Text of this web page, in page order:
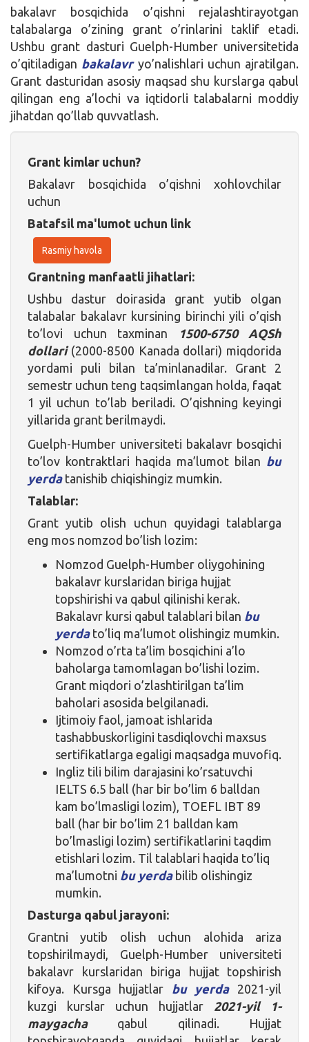
bakalavr bosqichida o’qishni rejalashtirayotgan
talabalarga o’zining grant o’rinlarini taklif etadi.
Ushbu grant dasturi Guelph-Humber universitetida
o’qitiladigan bakalavryo’nalishlari uchun ajratilgan.
Grant dasturidan asosiy maqsad shu kurslarga qabul
qilingan eng a’lochi va iqtidorli talabalarni moddiy
jihatdan qo’llab quvvatlash.
Grant kimlar uchun?
Bakalavr bosqichida o’qishni xohlovchilar
uchun
Batafsil ma'lumot uchun link
Rasmiy havola
Grantning manfaatli jihatlari:
Ushbu dastur doirasida grant yutib olgan
talabalar bakalavr kursining birinchi yili o’qish
to’lovi uchun taxminan
1500-6750 AQSh
dollari(2000-8500 Kanada dollari) miqdorida
yordami puli bilan ta’minlanadilar. Grant 2
semestr uchun teng taqsimlangan holda, faqat
1 yil uchun to’lab beriladi. O’qishning keyingi
yillarida grant berilmaydi.
Guelph-Humber universiteti bakalavr bosqichi
to’lov kontraktlari haqida ma’lumot bilan bu
yerdatanishib chiqishingiz mumkin.
Talablar:
Grant yutib olish uchun quyidagi talablarga
eng mos nomzod bo’lish lozim:
Nomzod Guelph-Humber oliygohining
bakalavr kurslaridan biriga hujjat
topshirishi va qabul qilinishi kerak.
Bakalavr kursi qabul talablari bilan bu
yerdato’liq ma’lumot olishingiz mumkin.
Nomzod o’rta ta’lim bosqichini a’lo
baholarga tamomlagan bo’lishi lozim.
Grant miqdori o’zlashtirilgan ta’lim
baholari asosida belgilanadi.
Ijtimoiy faol, jamoat ishlarida
tashabbuskorligini tasdiqlovchi maxsus
sertifikatlarga egaligi maqsadga muvofiq.
Ingliz tili bilim darajasini ko’rsatuvchi
IELTS 6.5 ball (har bir bo’lim 6 balldan
kam bo’lmasligi lozim), TOEFL IBT 89
ball (har bir bo’lim 21 balldan kam
bo’lmasligi lozim) sertifikatlarini taqdim
etishlari lozim. Til talablari haqida to’liq
ma’lumotni bu yerdabilib olishingiz
mumkin.
Dasturga qabul jarayoni:
Grantni yutib olish uchun alohida ariza
topshirilmaydi, Guelph-Humber universiteti
bakalavr kurslaridan biriga hujjat topshirish
kifoya. Kursga hujjatlar
bu yerda2021-yil
kuzgi kurslar uchun hujjatlar 2021-yil 1-
maygachaqabul qilinadi. Hujjat